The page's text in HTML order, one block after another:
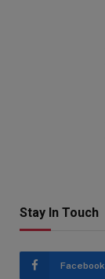
Stay In Touch
Facebook